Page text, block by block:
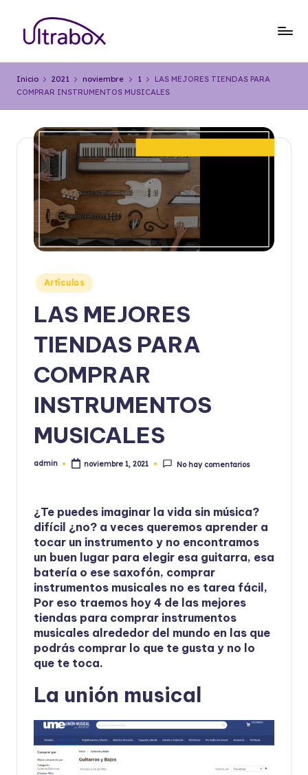
Saltar
contenido
l
o
U
lt
b
Inicio 2021 noviembre 1
LAS MEJORES TIENDAS PARA
COMPRAR INSTRUMENTOS MUSICALES
Publicado
en
Artículos
LAS MEJORES
TIENDAS PARA
COMPRAR
INSTRUMENTOS
MUSICALES
Publicado
admin noviembre 1, 2021 No hay comentarios
¿Te puedes imaginar la vida sin música?
difícil ¿no? a veces queremos aprender a
tocar un instrumento y no encontramos
un buen lugar para elegir esa guitarra, esa
batería o ese saxofón, comprar
instrumentos musicales no es tarea fácil,
Por eso traemos hoy 4 de las mejores
tiendas para comprar instrumentos
musicales alrededor del mundo en las que
podrás comprar lo que te gusta y no lo
que te toca.
La unión musical